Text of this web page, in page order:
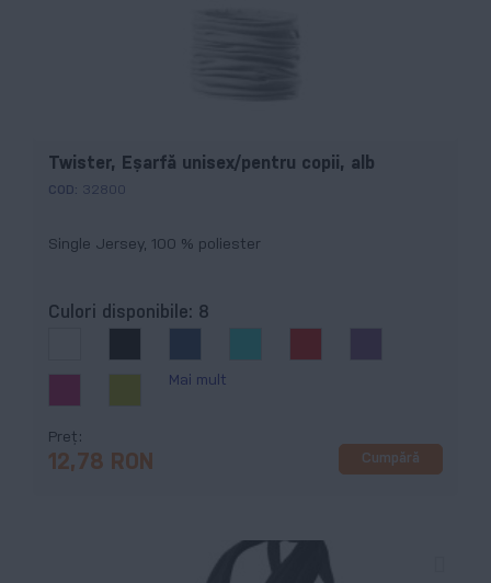
Twister, Eşarfă unisex/pentru copii, alb
COD: 32800
Single Jersey, 100 % poliester
Culori disponibile: 8
Mai mult
Preț
12,78 RON Cumpără